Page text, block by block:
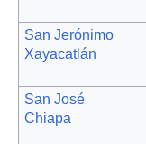
San Jerónimo
Xayacatlán
San José
Chiapa